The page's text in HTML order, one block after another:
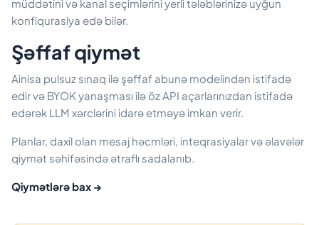
müddətini və kanal seçimlərini yerli tələblərinizə uyğun
konfiqurasiya edə bilər.
Şəffaf qiymət
Ainisa pulsuz sınaq ilə şəffaf abunə modelindən istifadə
edir və BYOK yanaşması ilə öz API açarlarınızdan istifadə
edərək LLM xərclərini idarə etməyə imkan verir.
Planlar, daxil olan mesaj həcmləri, inteqrasiyalar və əlavələr
qiymət səhifəsində ətraflı sadalanıb.
Qiymətlərə bax →